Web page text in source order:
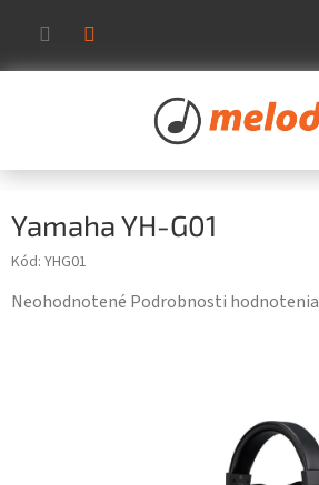
obsah
Yamaha YH-G01
Kód: YHG01
Priemerné
Neohodnotené Podrobnosti hodnotenia